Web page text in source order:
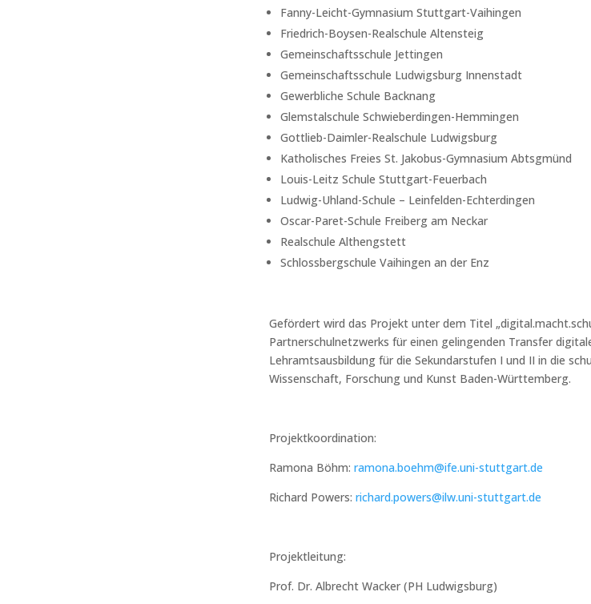
Fanny-Leicht-Gymnasium Stuttgart-Vaihingen
Friedrich-Boysen-Realschule Altensteig
Gemeinschaftsschule Jettingen
Gemeinschaftsschule Ludwigsburg Innenstadt
Gewerbliche Schule Backnang
Glemstalschule Schwieberdingen-Hemmingen
Gottlieb-Daimler-Realschule Ludwigsburg
Katholisches Freies St. Jakobus-Gymnasium Abtsgmünd
Louis-Leitz Schule Stuttgart-Feuerbach
Ludwig-Uhland-Schule – Leinfelden-Echterdingen
Oscar-Paret-Schule Freiberg am Neckar
Realschule Althengstett
Schlossbergschule Vaihingen an der Enz
Gefördert wird das Projekt unter dem Titel
Partnerschulnetzwerks für einen gelingenden Transfer
Lehramtsausbildung für die Sekundarstufen I und II in die
Wissenschaft, Forschung und Kunst Baden-Württemberg.
Projektkoordination:
Ramona Böhm: ramona.boehm@ife.uni-stuttgart.de
Richard Powers: richard.powers@ilw.uni-stuttgart.de
Projektleitung:
Prof. Dr. Albrecht Wacker (PH Ludwigsburg)